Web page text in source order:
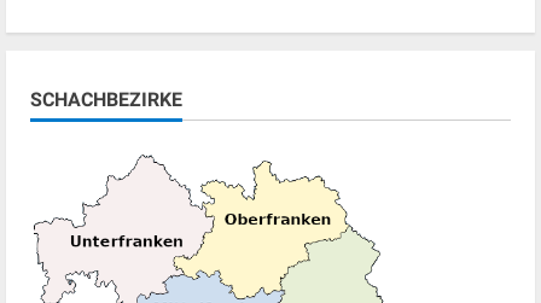
SCHACHBEZIRKE